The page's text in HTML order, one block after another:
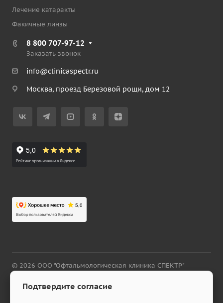
Подтвердите согласие
Лечение катаракты
Факичные линзы
8 800 707-97-12
Заказать звонок
info@clinicaspectr.ru
Москва, проезд Березовой рощи, дом 12
© 2026 ООО "Офтальмологическая клиника СПЕКТР"
Политика конфиденциальности
обработки ПДн для пользователей сайта